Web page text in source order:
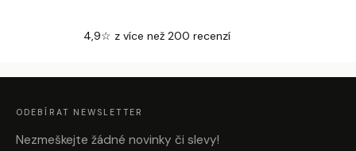
4,9☆ z více než 200 recenzí
Z
ODEBÍRAT NEWSLETTER
Nezmeškejte žádné novinky či slevy!